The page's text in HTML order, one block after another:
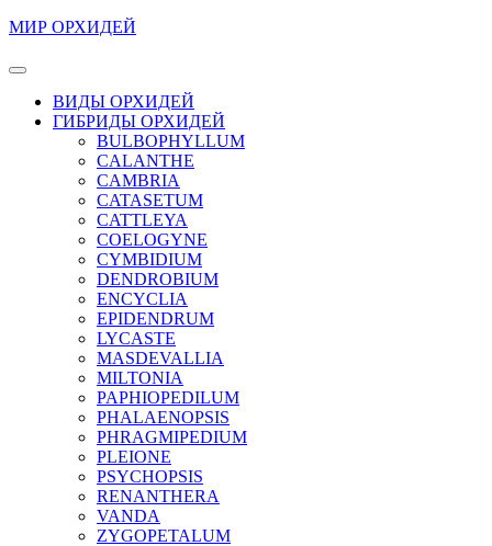
Перейти
содержимому
содержимому
МИР ОРХИДЕЙ
Кнопка
ОткрытьВИДЫ ОРХИДЕЙ
ГИБРИДЫ ОРХИДЕЙ
BULBOPHYLLUM
CALANTHE
CAMBRIA
CATASETUM
CATTLEYA
COELOGYNE
CYMBIDIUM
DENDROBIUM
ENCYCLIA
EPIDENDRUM
LYCASTE
MASDEVALLIA
MILTONIA
PAPHIOPEDILUM
PHALAENOPSIS
PHRAGMIPEDIUM
PLEIONE
PSYCHOPSIS
RENANTHERA
VANDA
ZYGOPETALUM